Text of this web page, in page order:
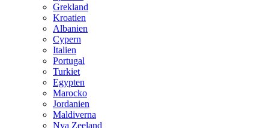
Grekland
Kroatien
Albanien
Cypern
Italien
Portugal
Turkiet
Egypten
Marocko
Jordanien
Maldiverna
Nya Zeeland